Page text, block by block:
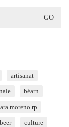
artisanat
béarn
moreno rp
culture